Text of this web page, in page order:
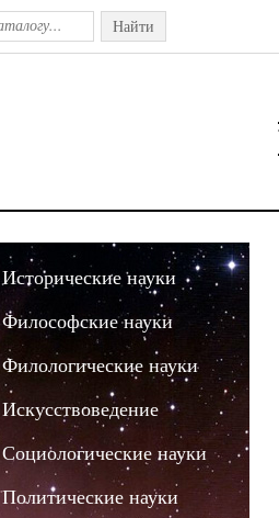
Найти
Исторические науки
Философские науки
Филологические науки
Искусствоведение
Социологические науки
Политические науки